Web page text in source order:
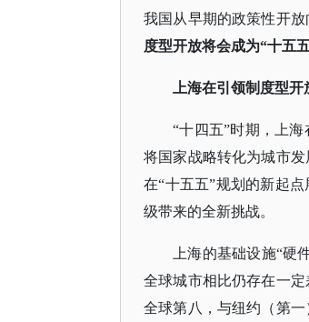
我国从早期的政策性开
度型开放将会成为“十五
上海在引领制度型
“十四五”时期，上
将国家战略转化为城市
在“十五五”规划的新起
级带来的全新挑战。
上海的基础设施“硬
全球城市相比仍存在一定
全球第八，与纽约（第